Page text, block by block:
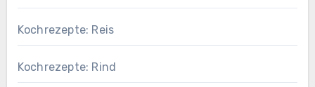
Kochrezepte: Reis
Kochrezepte: Rind